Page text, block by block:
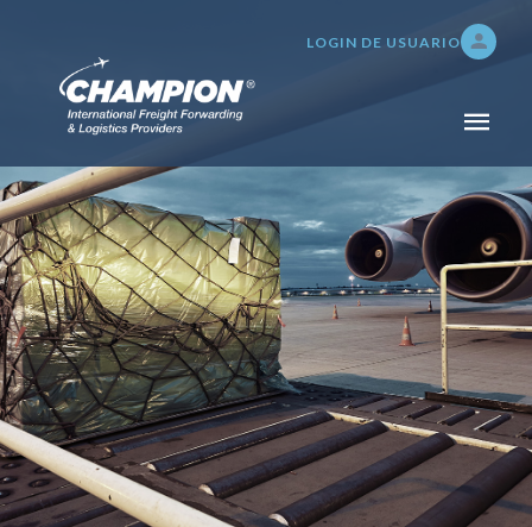
LOGIN DE USUARIO
INICIO
NOSOTROS
SERVICIOS
TRANSPORTE DE CARGA
ADUANAS Y SEGUROS
SERVICIOS DE BODEGAJE,
DISTRIBUCIÓN E
INVENTARIO
TRACKING 24/7
PAGOS